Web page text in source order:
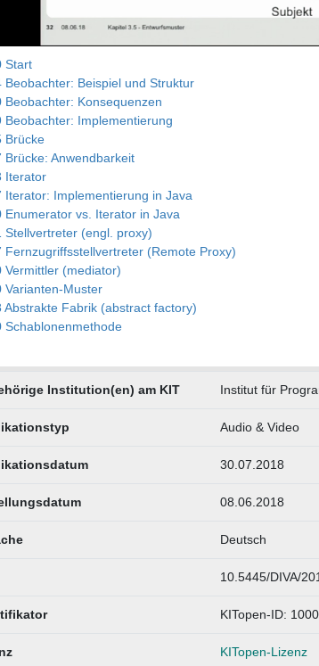
Start
Beobachter: Beispiel und Struktur
Beobachter: Konsequenzen
Beobachter: Implementierung
Brücke
Brücke: Anwendbarkeit
Iterator
Iterator: Implementierung in Java
Enumerator vs. Iterator in Java
Stellvertreter (engl. proxy)
Fernzugriffsstellvertreter (Remote Proxy)
Vermittler (mediator)
Varianten-Muster
Abstrakte Fabrik (abstract factory)
Schablonenmethode
Institution(en) am KIT Institut für
Audio & Video
30.07.2018
08.06.2018
Deutsch
10.5445/DIVA/
KITopen-ID:
KITopen-Lizenz